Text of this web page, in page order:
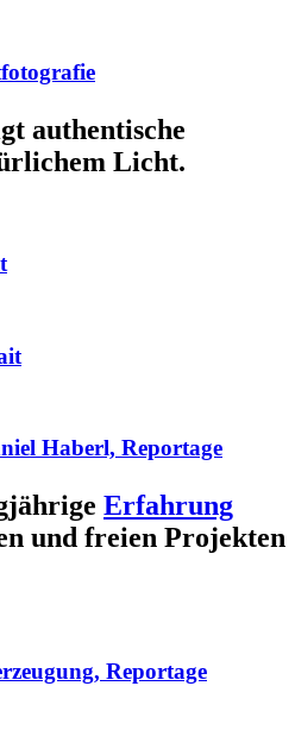
authentische
Licht.
Haberl, Reportage
Erfahrung
und freien Projekten
Reportage